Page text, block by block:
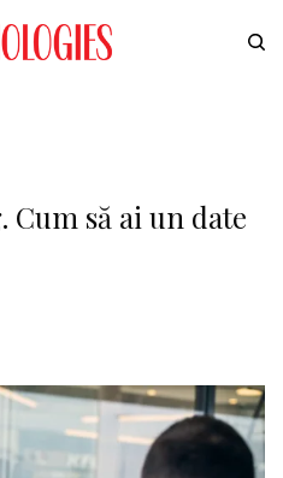
să ai un date